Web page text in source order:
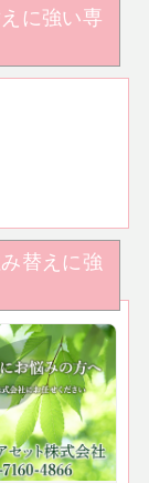
に強い専
替えに強